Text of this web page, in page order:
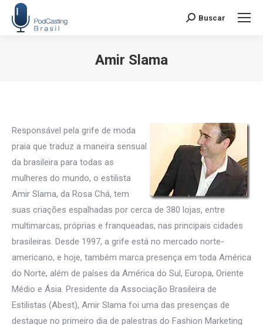
Search:
Buscar
Amir Slama
Responsável pela grife de moda
praia que traduz a maneira sensual
da brasileira para todas as
mulheres do mundo, o estilista
Amir Slama, da Rosa Chá, tem
suas criações espalhadas por cerca de 380 lojas, entre
multimarcas, próprias e franqueadas, nas principais cidades
brasileiras. Desde 1997, a grife está no mercado norte-
americano, e hoje, também marca presença em toda América
do Norte, além de países da América do Sul, Europa, Oriente
Médio e Ásia. Presidente da Associação Brasileira de
Estilistas (Abest), Amir Slama foi uma das presenças de
destaque no primeiro dia de palestras do Fashion Marketing